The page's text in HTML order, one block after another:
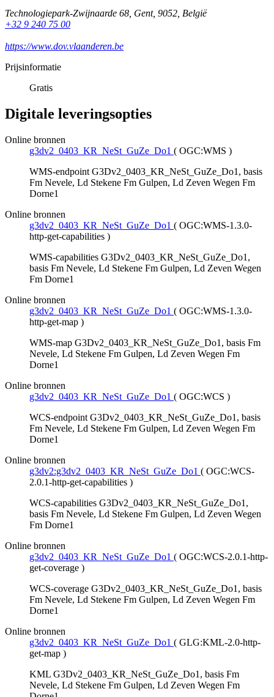
Technologiepark-Zwijnaarde 68, Gent, 9052, België
+32 9 240 75 00
https://www.dov.vlaanderen.be
Prijsinformatie
Gratis
Digitale leveringsopties
Online bronnen
g3dv2_0403_KR_NeSt_GuZe_Do1 ( OGC:WMS )
WMS-endpoint G3Dv2_0403_KR_NeSt_GuZe_Do1, basis
Fm Nevele, Ld Stekene Fm Gulpen, Ld Zeven Wegen Fm
Dorne1
Online bronnen
g3dv2_0403_KR_NeSt_GuZe_Do1 ( OGC:WMS-1.3.0-
http-get-capabilities )
WMS-capabilities G3Dv2_0403_KR_NeSt_GuZe_Do1,
basis Fm Nevele, Ld Stekene Fm Gulpen, Ld Zeven Wegen
Fm Dorne1
Online bronnen
g3dv2_0403_KR_NeSt_GuZe_Do1 ( OGC:WMS-1.3.0-
http-get-map )
WMS-map G3Dv2_0403_KR_NeSt_GuZe_Do1, basis Fm
Nevele, Ld Stekene Fm Gulpen, Ld Zeven Wegen Fm
Dorne1
Online bronnen
g3dv2_0403_KR_NeSt_GuZe_Do1 ( OGC:WCS )
WCS-endpoint G3Dv2_0403_KR_NeSt_GuZe_Do1, basis
Fm Nevele, Ld Stekene Fm Gulpen, Ld Zeven Wegen Fm
Dorne1
Online bronnen
g3dv2:g3dv2_0403_KR_NeSt_GuZe_Do1 ( OGC:WCS-
2.0.1-http-get-capabilities )
WCS-capabilities G3Dv2_0403_KR_NeSt_GuZe_Do1,
basis Fm Nevele, Ld Stekene Fm Gulpen, Ld Zeven Wegen
Fm Dorne1
Online bronnen
g3dv2_0403_KR_NeSt_GuZe_Do1 ( OGC:WCS-2.0.1-http-
get-coverage )
WCS-coverage G3Dv2_0403_KR_NeSt_GuZe_Do1, basis
Fm Nevele, Ld Stekene Fm Gulpen, Ld Zeven Wegen Fm
Dorne1
Online bronnen
g3dv2_0403_KR_NeSt_GuZe_Do1 ( GLG:KML-2.0-http-
get-map )
KML G3Dv2_0403_KR_NeSt_GuZe_Do1, basis Fm
Nevele, Ld Stekene Fm Gulpen, Ld Zeven Wegen Fm